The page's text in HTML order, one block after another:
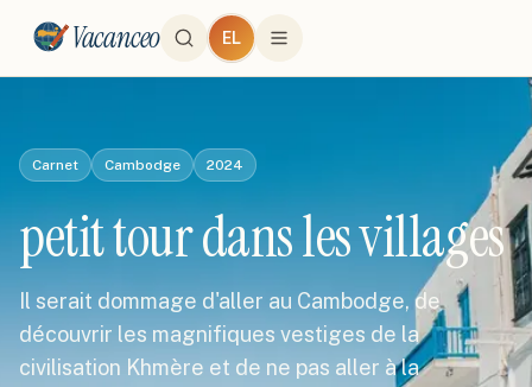
Vacanceo EL
Carnet Cambodge 2024
petit tour dans les villages
Il serait dommage d'aller au Cambodge, de
découvrir les magnifiques vestiges de la
civilisation Khmère et de ne pas aller à la